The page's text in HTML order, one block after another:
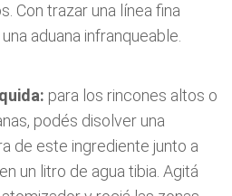
Con trazar una línea fina
aduana infranqueable.
para los rincones altos o
podés disolver una
de este ingrediente junto a
un litro de agua tibia. Agitá